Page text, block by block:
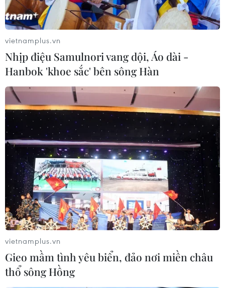
vietnamplus.vn
Nhịp điệu Samulnori vang dội, Áo dài -
Hanbok 'khoe sắc' bên sông Hàn
vietnamplus.vn
Gieo mầm tình yêu biển, đảo nơi miền châu
thổ sông Hồng